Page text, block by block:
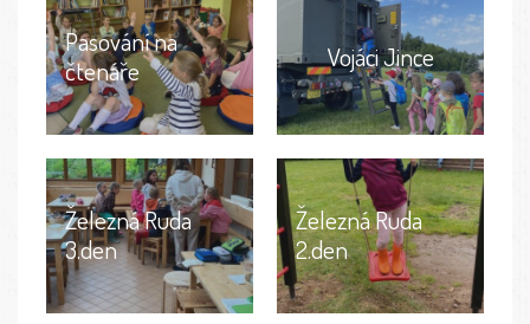
Pasování na
čtenáře
Vojáci Jince
Železná Ruda
3.den
Železná Ruda
2.den